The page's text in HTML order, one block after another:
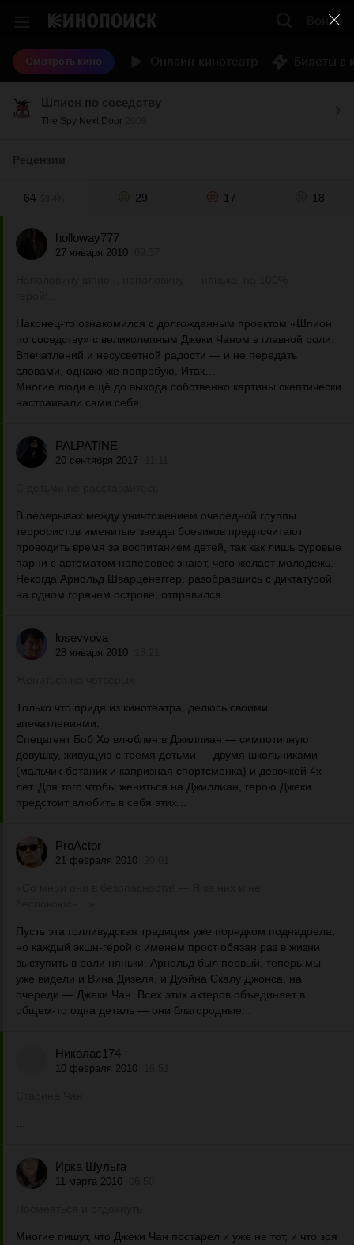
Войти
Смотреть кино
The Spy Next Door
64 29 17 18
holloway777
27 января 2010
Наконец-то ознакомился с долгожданным проектом «Шпион
по соседству» с великолепным Джеки Чаном в главной роли.
Впечатлений и несусветной радости — и не передать
словами, однако же попробую. Итак…
Многие люди ещё до выхода собственно картины скептически
настраивали сами себя,...
PALPATINE
20 сентября 2017
В перерывах между уничтожением очередной группы
террористов именитые звезды боевиков предпочитают
проводить время за воспитанием детей, так как лишь суровые
парни с автоматом наперевес знают, чего желает молодежь.
Некогда Арнольд Шварценеггер, разобравшись с диктатурой
на одном горячем острове, отправился...
losevvova
28 января 2010
Только что придя из кинотеатра, делюсь своими
впечатлениями.
Спецагент Боб Хо влюблен в Джиллиан — симпотичную
девушку, живущую с тремя детьми — двумя школьниками
(мальчик-ботаник и капризная спортсменка) и девочкой 4х
лет. Для того чтобы жениться на Джиллиан, герою Джеки
предстоит влюбить в себя этих...
ProActor
21 февраля 2010
Пусть эта голливудская традиция уже порядком поднадоела,
но каждый экшн-герой с именем прост обязан раз в жизни
выступить в роли няньки. Арнольд был первый, теперь мы
уже видели и Вина Дизеля, и Дуэйна Скалу Джонса, на
очереди — Джеки Чан. Всех этих актеров объединяет в
общем-то одна деталь — они благородные...
Николас174
10 февраля 2010
Ирка Шульга
11 марта 2010
Многие пишут, что Джеки Чан постарел и уже не тот, и что зря